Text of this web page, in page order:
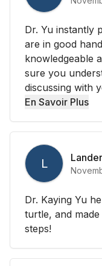
Dr. Yu instantly
are in good
knowledgeable
sure you
discussing with
En Savoir Plus
L Lander
Dr. Kaying Yu
turtle, and
steps!